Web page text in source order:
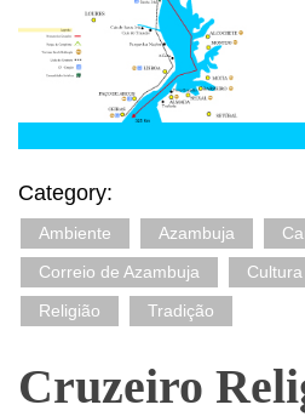
Category:
Ambiente Azambuja
Correio de Azambuja
Cultura
Religião
Tradição
Cruzeiro